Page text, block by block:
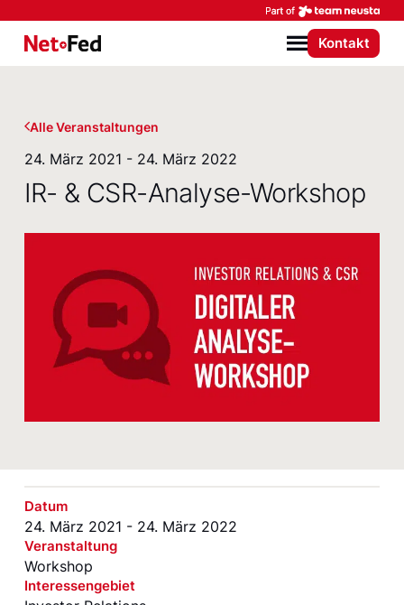
NetFederation GmbH
Menü
Kontakt
Alle Veranstaltungen
24. März 2021 - 24. März 2022
IR- & CSR-Analyse-Workshop
Datum
24. März 2021 - 24. März 2022
Veranstaltung
Workshop
Interessengebiet